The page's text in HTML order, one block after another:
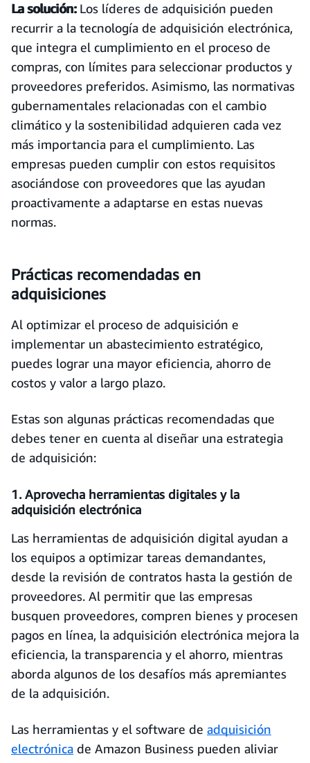
La solución:Los líderes de adquisición pueden
recurrir a la tecnología de adquisición electrónica,
que integra el cumplimiento en el proceso de
compras, con límites para seleccionar productos y
proveedores preferidos. Asimismo, las normativas
gubernamentales relacionadas con el cambio
climático y la sostenibilidad adquieren cada vez
más importancia para el cumplimiento. Las
empresas pueden cumplir con estos requisitos
asociándose con proveedores que las ayudan
proactivamente a adaptarse en estas nuevas
normas.
Prácticas recomendadas en
adquisiciones
Al optimizar el proceso de adquisición e
implementar un abastecimiento estratégico,
puedes lograr una mayor eficiencia, ahorro de
costos y valor a largo plazo.
Estas son algunas prácticas recomendadas que
debes tener en cuenta al diseñar una estrategia
de adquisición:
1. Aprovecha herramientas digitales y la
adquisición electrónica
Las herramientas de adquisición digital ayudan a
los equipos a optimizar tareas demandantes,
desde la revisión de contratos hasta la gestión de
proveedores. Al permitir que las empresas
busquen proveedores, compren bienes y procesen
pagos en línea, la adquisición electrónica mejora la
eficiencia, la transparencia y el ahorro, mientras
aborda algunos de los desafíos más apremiantes
de la adquisición.
Las herramientas y el software de adquisición
electrónica de Amazon Business pueden aliviar